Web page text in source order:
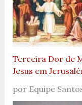
Terceira Dor de
Jesus em
por Equipe